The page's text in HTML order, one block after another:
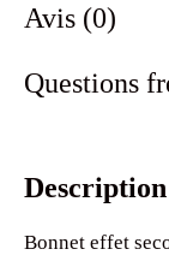
Avis (0)
Questions
Description
Bonnet effet